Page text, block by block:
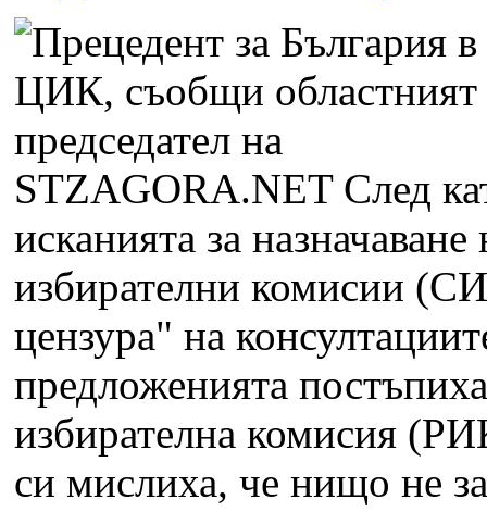
STZAGORA.NET След
исканията за
избирателни комисии
цензура" на
предложенията
избирателна комисия
си мислиха, че нищо не